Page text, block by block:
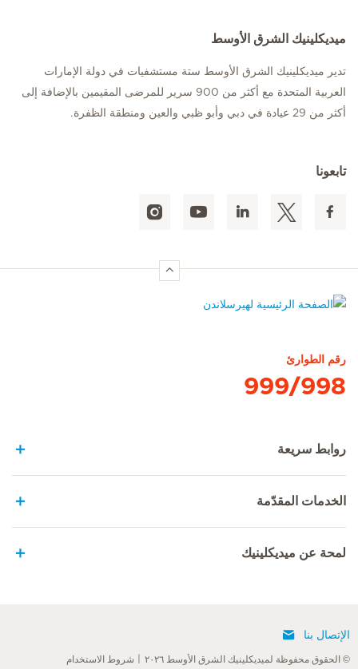
ميديكلينيك الشرق الأوسط
تدير ميديكلينيك الشرق الأوسط ستة مستشفيات في دولة الإمارات
العربية المتحدة مع أكثر من 900 سرير للمرضى المقيمين بالإضافة إلى
أكثر من 29 عيادة في دبي وأبو ظبي والعين ومنطقة الظفرة.
تابعونا
رقم الطوارئ
999/998
روابط سريعة
الخدمات المقدّمة
لمحة عن ميديكلينيك
الإتصال بنا
© الحقوق محفوظة لميديكلينيك الشرق الأوسط ٢٠٢٦ شروط الاستخدام